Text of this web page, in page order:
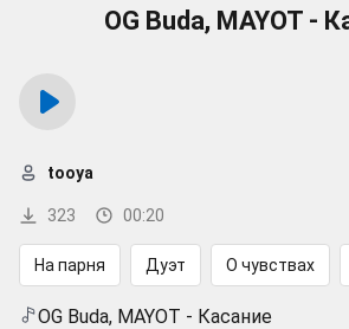
OG Buda, MAYOT -
323 00:20
tooya
На парня Дуэт О чувствах
OG Buda, MAYOT - Касание